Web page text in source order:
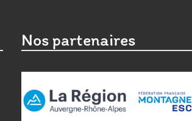
Nos partenaires